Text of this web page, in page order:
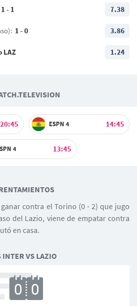
VS LAZIO
1 - 1 7.38
1 - 0 3.86
LAZ 1.24
20:45 ESPN 4 14:45
4 13:45
contra el Torino (0 - 2) que jugo
del Lazio, viene de empatar contra
en casa.